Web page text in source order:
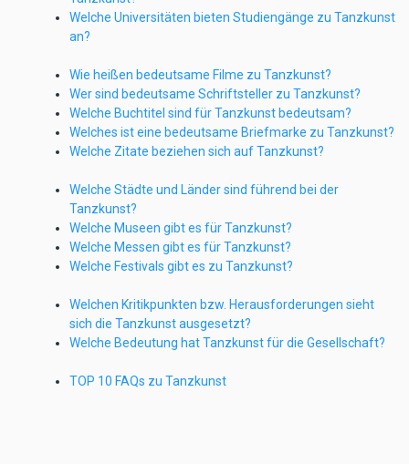
Welche Universitäten bieten Studiengänge zu Tanzkunst
an?
Wie heißen bedeutsame Filme zu Tanzkunst?
Wer sind bedeutsame Schriftsteller zu Tanzkunst?
Welche Buchtitel sind für Tanzkunst bedeutsam?
Welches ist eine bedeutsame Briefmarke zu Tanzkunst?
Welche Zitate beziehen sich auf Tanzkunst?
Welche Städte und Länder sind führend bei der
Tanzkunst?
Welche Museen gibt es für Tanzkunst?
Welche Messen gibt es für Tanzkunst?
Welche Festivals gibt es zu Tanzkunst?
Welchen Kritikpunkten bzw. Herausforderungen sieht
sich die Tanzkunst ausgesetzt?
Welche Bedeutung hat Tanzkunst für die Gesellschaft?
TOP 10 FAQs zu Tanzkunst